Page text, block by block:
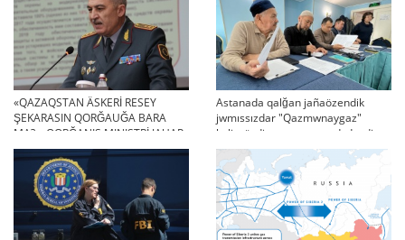
«QAZAQSTAN ÄSKERİ RESEY
ŞEKARASIN QORĞAUĞA BARA
MA?»: QORĞANIS MINISTRİ JAUAP
BERDİ
Astanada qalğan jañaözendik
jwmıssızdar "Qazmwnaygaz"
kelissözdi toqtatıp tastadı deydi